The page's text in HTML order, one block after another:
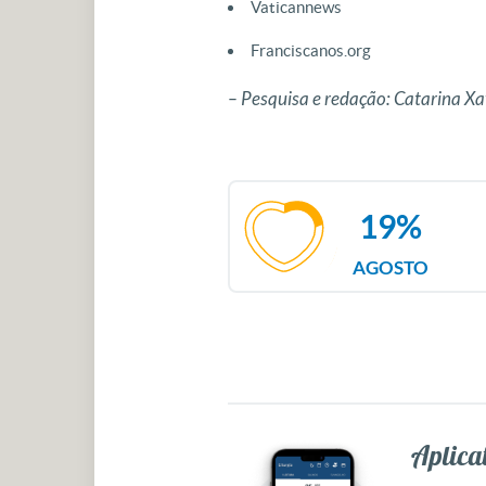
Vaticannews
Franciscanos.org
– Pesquisa e redação: Catarina
AGOSTO
19%